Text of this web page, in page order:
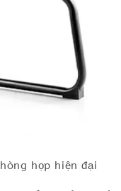
họp hiện đại